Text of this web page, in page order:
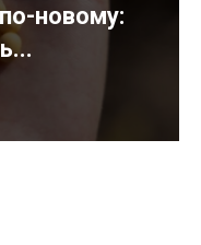
по-новому: